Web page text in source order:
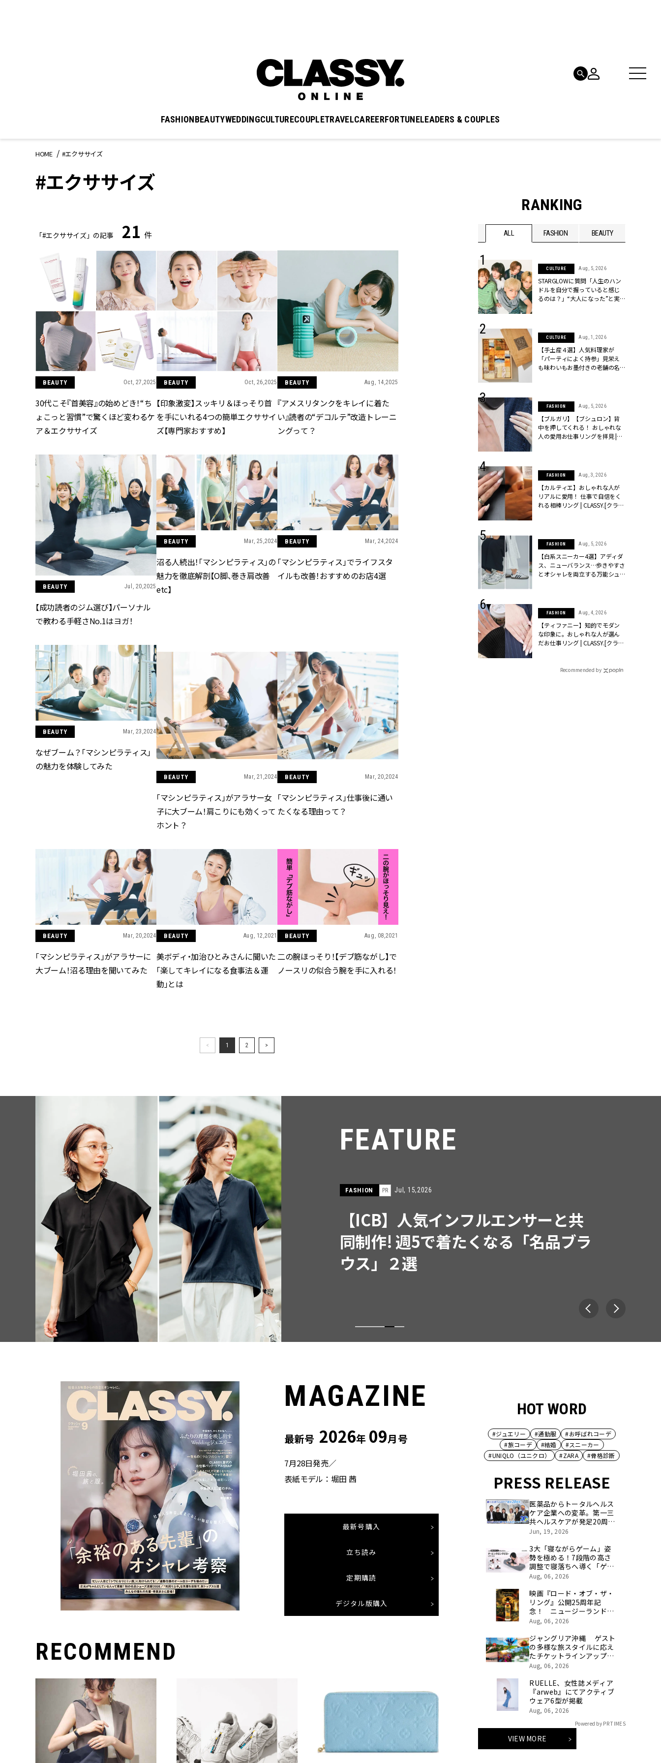
FASHIONBEAUTYWEDDINGCULTURECOUPLETRAVELCAREERFORTUNELEADERS & COUPLES
HOME #エクササイズ
#エクササイズ
「#エクササイズ」の記事 21 件
BEAUTY Oct, 27,2025
30代こそ『首美容』の始めどき！“ち
ょこっと習慣”で驚くほど変わるケ
ア＆エクササイズ
BEAUTY Oct, 26,2025
【印象激変】スッキリ＆ほっそり首
を手にいれる4つの簡単エクササイ
ズ【専門家おすすめ】
BEAUTY Aug, 14,2025
『アメスリタンクをキレイに着た
い』読者の“デコルテ”改造トレーニ
ングって？
BEAUTY Jul, 20,2025
【成功読者のジム選び】パーソナル
で教わる手軽さNo.1はヨガ！
BEAUTY Mar, 25,2024
沼る人続出！「マシンピラティス」の
魅力を徹底解剖【O脚、巻き肩改善
etc】
BEAUTY Mar, 24,2024
「マシンピラティス」でライフスタ
イルも改善！おすすめのお店4選
BEAUTY Mar, 23,2024
なぜブーム？「マシンピラティス」
の魅力を体験してみた
BEAUTY Mar, 21,2024
「マシンピラティス」がアラサー女
子に大ブーム！肩こりにも効くって
ホント？
BEAUTY Mar, 20,2024
「マシンピラティス」仕事後に通い
たくなる理由って？
BEAUTY Mar, 20,2024
「マシンピラティス」がアラサーに
大ブーム！沼る理由を聞いてみた
BEAUTY Aug, 12,2021
美ボディ・加治ひとみさんに聞いた
「楽してキレイになる食事法＆運
動」とは
BEAUTY Aug, 08,2021
二の腕ほっそり！【デブ筋ながし】で
ノースリの似合う腕を手に入れる！
< 1 2 >
RANKING
ALL FASHION BEAUTY
BEAUTY
ユニクロ名品も！日焼け対策ガ
チ勢の「ないと無理」なアイテ
ムハック7選 | CLASSY.[クラッシ
Aug, 6, 2026
【ヘアアクセ6選】手抜きに見え
ない！アラサーのまとめ髪が垢
抜ける「即戦力アクセ」たち |
CLASSY.[クラッシィ]
BEAUTY Nov, 17, 2025
【落ちない名品リップ10選】塗
り直しできない・皮むけしやす
いetc.悩みをクリア | CLASSY.[ク
BEAUTY
忙しい毎日に「うるおいター
ボ」を。新【SOFINA BASIC＋】
のお手入れでうるおってなめら
かな肌を目指す | CLASSY.[クラッ
シィ]
BEAUTY Aug, 4, 2026
ト！30代の夏枯れ肌を救う「先
回りエイジングケア」美容液3選
| CLASSY.[クラッシィ]
結婚式に黒ドレスはアリ？お呼
ばれで失敗しないコーデ＆マナ
ーを解説 | CLASSY.[クラッシィ]
WEDDING
【結婚指輪】人気ブランドのリ
ング22選｜20〜30代カップルの
エピソードも | CLASSY.[クラッシ
【一生ものジュエリー】1つでも
【結婚式のお呼ばれバッグ最新
事情】アンテプリマ、プラダetc.
件！ | CLASSY.[クラッシィ]
び目”モチーフの最愛リングが大
CULTURE Aug, 5, 2026
STARGLOWに質問「人生のハン
ドルを自分で握っていると感じ
るのは？」“大️人になった”と実
CULTURE Aug, 1, 2026
【手土産４選】人気料理家が
「パーティによく持参」見栄え
も味わいもお墨付きの老舗の名
FASHION Aug, 5, 2026
【ブルガリ】【ブシュロン】背
中を押してくれる！ おしゃれな
人の愛用お仕事リングを拝見 |
FASHION Aug, 3, 2026
【カルティエ】おしゃれな人が
リアルに愛用！ 仕事で自信をく
れる相棒リング | CLASSY.[クラッ
FASHION Aug, 5, 2026
【白系スニーカー4選】アディダ
ス、ニューバランス…歩きやすさ
とオシャレを両立する万能シュ
FASHION Aug, 4, 2026
【ティファニー】知的でモダン
な印象に。おしゃれな人が選ん
だお仕事リング | CLASSY.[クラッ
Recommended by
FEATURE
FASHION PR Jul, 15,2026
【ICB】人気インフルエンサーと共
同制作! 週5で着たくなる「名品ブラ
ウス」２選
MAGAZINE
最新号 2026年 09月号
7月28日発売／
表紙モデル：堀田 茜
最新号購入
立ち読み
定期購読
デジタル版購入
RECOMMEND
HOT WORD
#ジュエリー #通勤服
#お呼ばれコーデ
#旅コーデ
#結婚
#スニーカー
#UNIQLO（ユニクロ）
#ZARA #骨格診断
PRESS RELEASE
医薬品からトータルヘルス
ケア企業への変革。第一三
共ヘルスケアが発足20周年
を記念し、製品開発・新カ
合時のエピソードを社員の
想いとともに振り返る特別
映像を公開！
Jun, 19, 2026
3大「寝ながらゲーム」姿
勢を極める！7段階の高さ
調整で寝落ちへ導く「ゲー
ミングロングピロー」発売
Aug, 06, 2026
映画『ロード・オブ・ザ・
リング』公開25周年記
念！ ニュージーランド最
高峰のシングルモルト、
量限定ウイスキー「リング
ベアラー」が誕生
Aug, 06, 2026
ジャングリア沖縄 ゲスト
の多様な旅スタイルに応え
たチケットラインアップ拡
充 余すことなく魅力を堪
ト」新登場
Aug, 06, 2026
RUELLE、女性誌メディア
『arweb』にてアクティブ
ウェア6型が掲載
Aug, 06, 2026
Powered by PR TIMES
VIEW MORE